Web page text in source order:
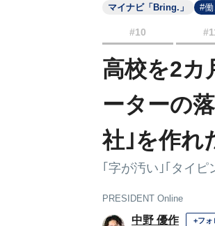
マイナビ「Bring.」 #
#10
高校を2
ーターの
社｣を作れ
｢字が汚い｣｢タイピ
PRESIDENT Online
中野 優作 +フォ